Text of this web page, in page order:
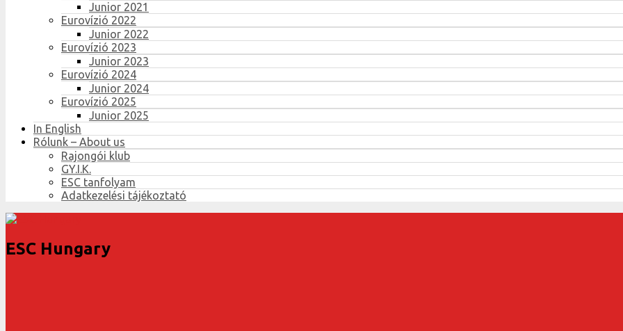
Junior 2021
Eurovízió 2022
Junior 2022
Eurovízió 2023
Junior 2023
Eurovízió 2024
Junior 2024
Eurovízió 2025
Junior 2025
In English
Rólunk – About us
Rajongói klub
GY.I.K.
ESC tanfolyam
Adatkezelési tájékoztató
ESC Hungary